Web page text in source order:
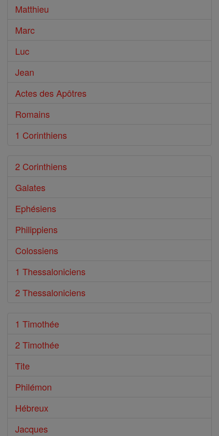
Bible
Matthieu
Marc
Luc
Jean
Actes des Apôtres
Romains
1 Corinthiens
2 Corinthiens
Galates
Ephésiens
Philippiens
Colossiens
1 Thessaloniciens
2 Thessaloniciens
1 Timothée
2 Timothée
Tite
Philémon
Hébreux
Jacques